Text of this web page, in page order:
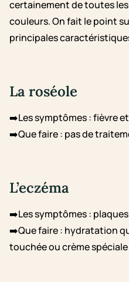
certainement de toutes
couleurs. On fait le point
principales
La roséole
➡️Les symptômes : fièvre
➡️Que faire : pas de
L’eczéma
➡️Les symptômes :
➡️Que faire : hydratation
touchée ou crème